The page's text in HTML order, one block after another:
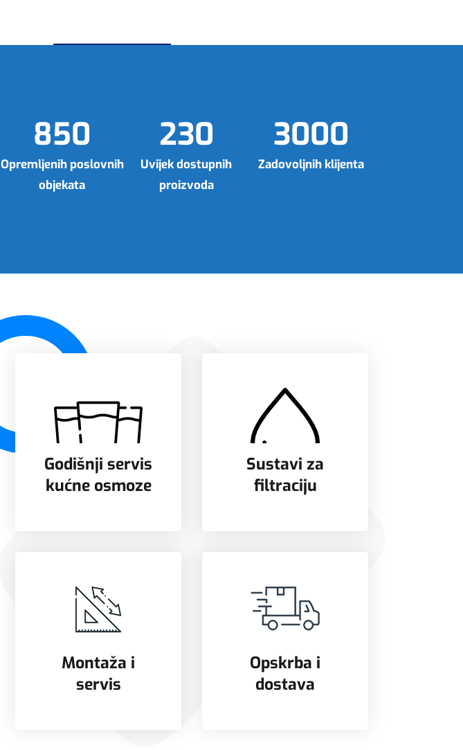
850
Opremljenih poslovnih
objekata
230
Uvijek dostupnih
proizvoda
3000
Zadovoljnih klijenta
Godišnji servis
kućne osmoze
Sustavi za
filtraciju
Montaža i
servis
Opskrba i
dostava